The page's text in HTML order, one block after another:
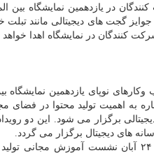
در یازدهمین نمایشگاه بین
جوایز گجت های دیجیتالی مانند
كنندگان در نمایشگاه اهدا
نوپای یازدهمین نمایشگاه
به اهمیت تولید محتوا در فضای
دیجیتالی برگزار می شود. این دو
اسدی اضافه كرد: در همین راستا در روز ۲۴